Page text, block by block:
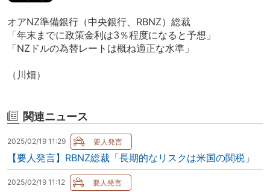
オアNZ準備銀行（中央銀行、RBNZ）総裁
「年末までに政策金利は3％程度になると予想」
「NZドルの為替レートは概ね適正な水準」
（川畑）
関連ニュース
2025/02/19 11:29
【要人発言】RBNZ総裁「長期的なリスクは米国の関税」
2025/02/19 11:12